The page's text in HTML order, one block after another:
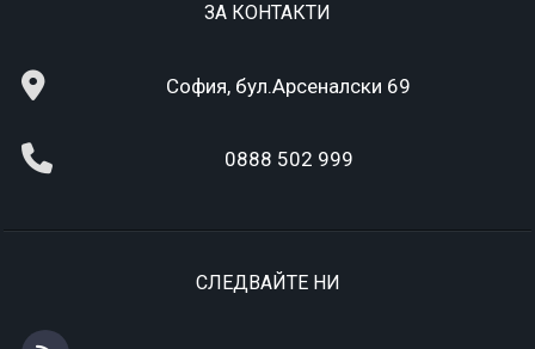
ЗА КОНТАКТИ
София, бул.Арсеналски 69
0888 502 999
СЛЕДВАЙТЕ НИ